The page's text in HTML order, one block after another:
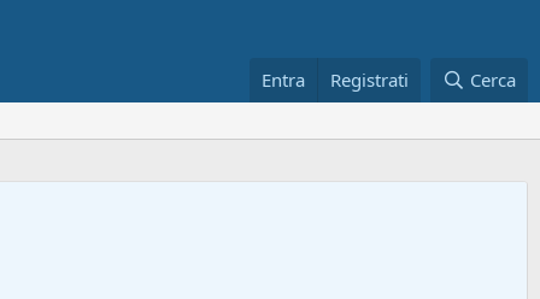
Entra Registrati Cerca